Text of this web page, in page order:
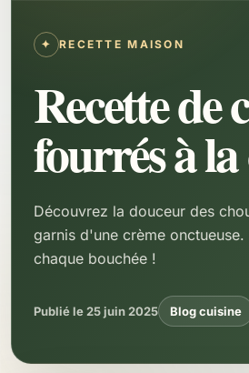
✦ RECETTE MAISON
Recette de
fourrés à
Découvrez la douceur des
garnis d'une crème
chaque bouchée !
Publié le 25 juin 2025 Blog cuisine